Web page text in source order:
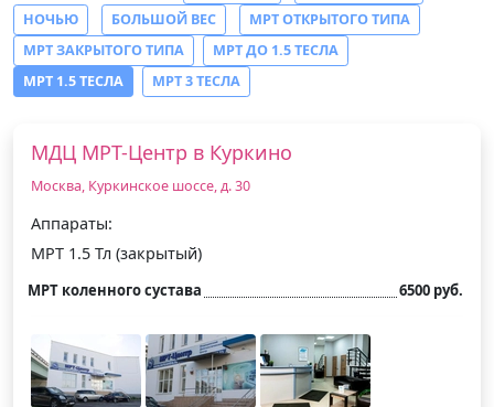
НОЧЬЮ
БОЛЬШОЙ ВЕС
МРТ ОТКРЫТОГО ТИПА
МРТ ЗАКРЫТОГО ТИПА
МРТ ДО 1.5 ТЕСЛА
МРТ 1.5 ТЕСЛА
МРТ 3 ТЕСЛА
МДЦ МРТ-Центр в Куркино
Москва, Куркинское шоссе, д. 30
Аппараты:
МРТ 1.5 Тл (закрытый)
МРТ коленного сустава 6500 руб.